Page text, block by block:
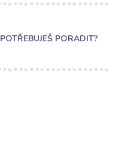
POTŘEBUJEŠ PORADIT?